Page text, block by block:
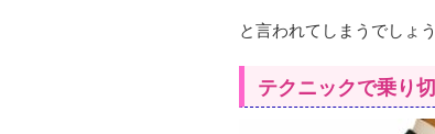
と言われてしまうでしょう
テクニックで乗り